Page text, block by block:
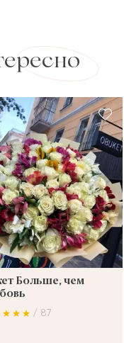
Больше, чем
/ 87